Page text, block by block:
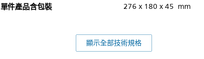
單件產品含包裝 276 x 180 x 45 mm
顯示全部技術規格